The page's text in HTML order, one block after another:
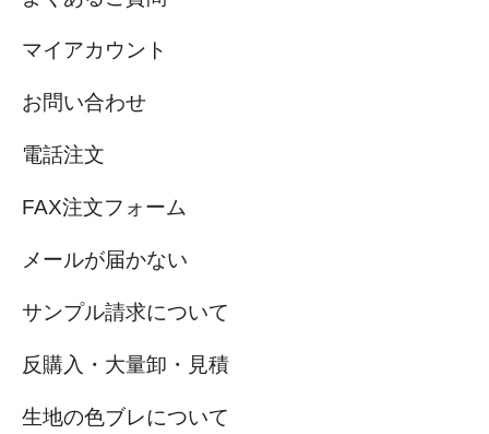
マイアカウント
お問い合わせ
電話注文
FAX注文フォーム
メールが届かない
サンプル請求について
反購入・大量卸・見積
生地の色ブレについて